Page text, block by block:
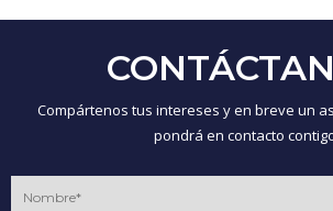
Compártenos tus intereses y en breve un
pondrá en contacto